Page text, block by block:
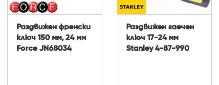
Раздвижен френски
ключ 150 мм, 24 мм
Force JN68034
Раздвижен гаечен
ключ 17-24 мм
Stanley 4-87-990